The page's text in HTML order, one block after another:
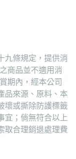
九條規定，提供消
商品並不適用消
期內，經本公司
品來源、原料、本
壞或撕除防護標籤
宜；倘無符合以上
取合理銷退處理費